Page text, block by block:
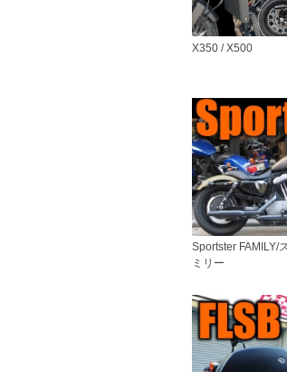
X350 / X500
Sportster FAMILY/
ミリー